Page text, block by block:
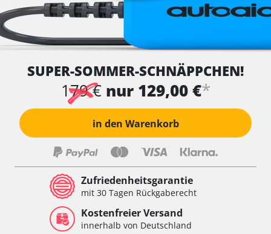
SUPER-SOMMER-SCHNÄPPCHEN!
179 € nur 129,00 €*
in den Warenkorb
Zufriedenheitsgarantie
mit 30 Tagen Rückgaberecht
Kostenfreier Versand
innerhalb von Deutschland